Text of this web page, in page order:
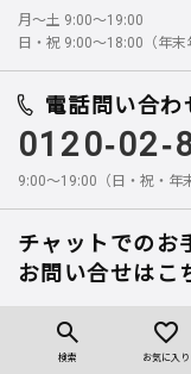
検索 お気に入り
月～土 9:00～19:00
日・祝 9:00～18:00（年末
電話問い合わ
0120-02-
9:00～19:00（日・祝・年
チャットでのお
お問い合せはこ
個人情報の取り扱いに